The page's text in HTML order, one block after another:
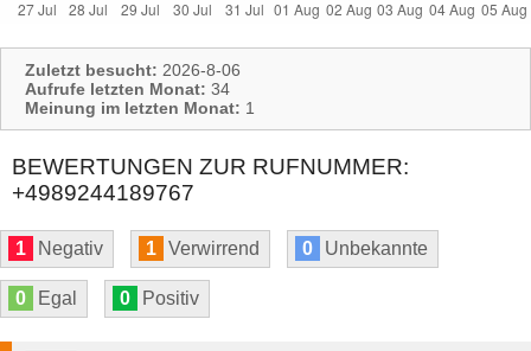
Zuletzt besucht: 2026-8-06
Aufrufe letzten Monat: 34
Meinung im letzten Monat: 1
BEWERTUNGEN ZUR RUFNUMMER:
+4989244189767
1 Negativ 1 Verwirrend 0 Unbekannte
0 Egal 0 Positiv